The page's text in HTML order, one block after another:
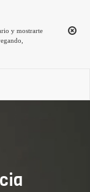
y mostrarte